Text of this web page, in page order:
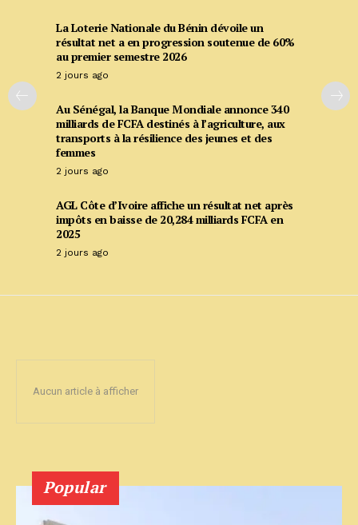
La Loterie Nationale du Bénin dévoile un
résultat net a en progression soutenue de 60%
au premier semestre 2026
2 jours ago
Au Sénégal, la Banque Mondiale annonce 340
milliards de FCFA destinés à l’agriculture, aux
transports à la résilience des jeunes et des
femmes
2 jours ago
AGL Côte d’Ivoire affiche un résultat net après
impôts en baisse de 20,284 milliards FCFA en
2025
2 jours ago
Aucun article à afficher
Popular